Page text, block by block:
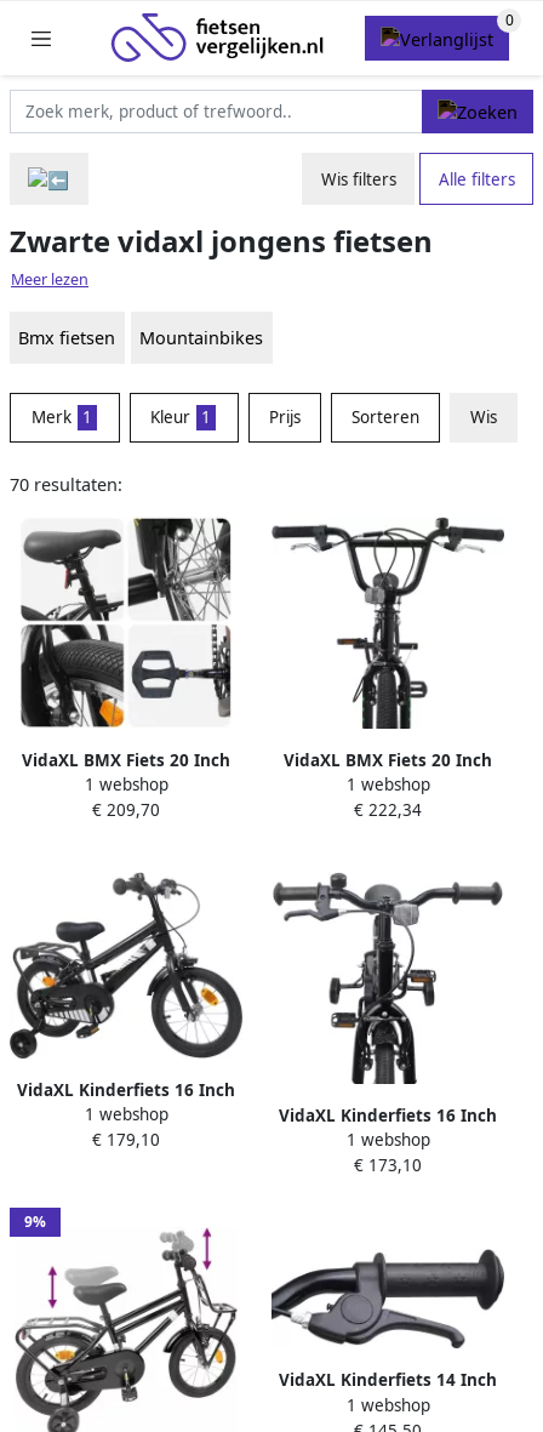
Wis filters Alle filters
Zwarte vidaxl jongens fietsen
Meer lezen
Bmx fietsen Mountainbikes
Merk 1 Kleur 1 Prijs Sorteren Wis
70 resultaten:
VidaXL BMX Fiets 20 Inch
voor kinderen ouder dan 9
jaar Zwart
1 webshop
€ 209,70
VidaXL BMX Fiets 20 Inch
voor kinderen ouder dan 9
jaar Zwart
1 webshop
€ 222,34
VidaXL Kinderfiets 16 Inch
voor 4-6 jaar oud Zwart
1 webshop
€ 179,10
VidaXL Kinderfiets 16 Inch
voor 4-6 jaar oud Zwart
1 webshop
€ 173,10
9%
VidaXL Kinderfiets 14 Inch
voor 3-5 jaar oud Zwart
1 webshop